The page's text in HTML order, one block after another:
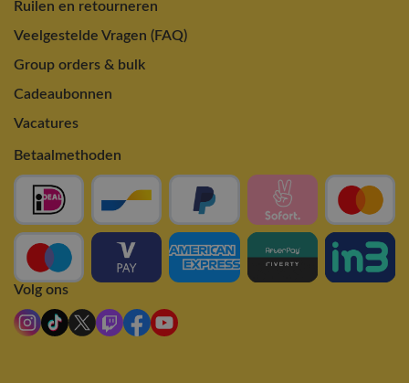
Ruilen en retourneren
Veelgestelde Vragen (FAQ)
Group orders & bulk
Cadeaubonnen
Vacatures
Betaalmethoden
Volg ons